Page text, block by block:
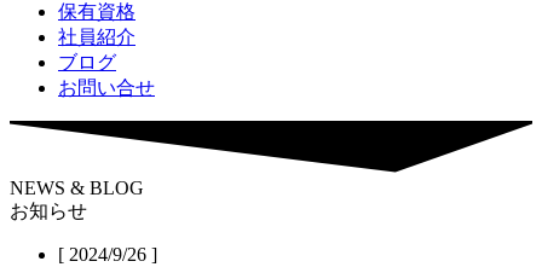
保有資格
社員紹介
ブログ
お問い合せ
NEWS & BLOG
お知らせ
[ 2024/9/26 ]